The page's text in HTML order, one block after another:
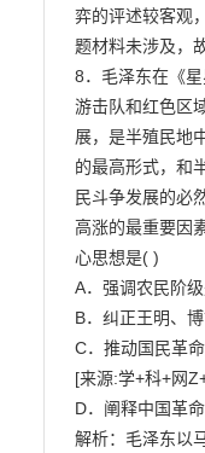
弈的评述较客观
题材料未涉及，
8．毛泽东在《星
游击队和红色区
展，是半殖民地
的最高形式，和
民斗争发展的必
高涨的最重要因
心思想是( )
A．强调农民阶
B．纠正王明、
C．推动国民革
[来源:学+科+网
D．阐释中国革
解析：毛泽东以